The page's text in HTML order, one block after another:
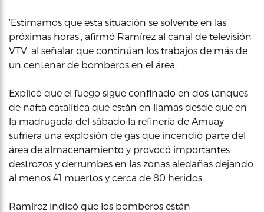
‘Estimamos que esta situación se solvente en las
próximas horas’, afirmó Ramírez al canal de televisión
VTV, al señalar que continúan los trabajos de más de
un centenar de bomberos en el área.
Explicó que el fuego sigue confinado en dos tanques
de nafta catalítica que están en llamas desde que en
la madrugada del sábado la refinería de Amuay
sufriera una explosión de gas que incendió parte del
área de almacenamiento y provocó importantes
destrozos y derrumbes en las zonas aledañas dejando
al menos 41 muertos y cerca de 80 heridos.
Ramírez indicó que los bomberos están